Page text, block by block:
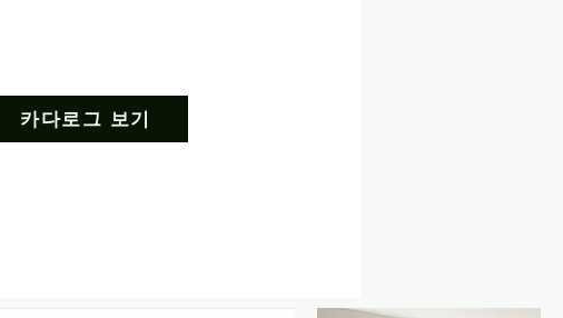
카다로그 보기